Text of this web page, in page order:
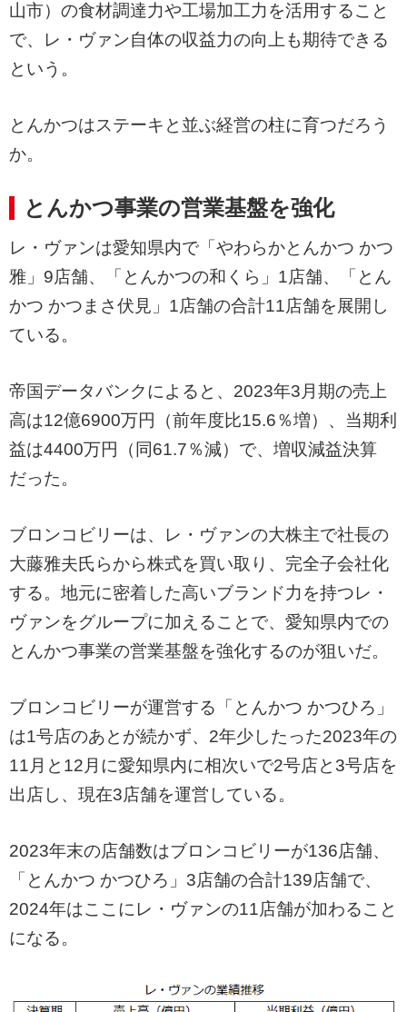
山市）の食材調達力や工場加工力を活用すること
で、レ・ヴァン自体の収益力の向上も期待できる
という。
とんかつはステーキと並ぶ経営の柱に育つだろう
か。
とんかつ事業の営業基盤を強化
レ・ヴァンは愛知県内で「やわらかとんかつ かつ
雅」9店舗、「とんかつの和くら」1店舗、「とん
かつ かつまさ伏見」1店舗の合計11店舗を展開し
ている。
帝国データバンクによると、2023年3月期の売上
高は12億6900万円（前年度比15.6％増）、当期利
益は4400万円（同61.7％減）で、増収減益決算
だった。
ブロンコビリーは、レ・ヴァンの大株主で社長の
大藤雅夫氏らから株式を買い取り、完全子会社化
する。地元に密着した高いブランド力を持つレ・
ヴァンをグループに加えることで、愛知県内での
とんかつ事業の営業基盤を強化するのが狙いだ。
ブロンコビリーが運営する「とんかつ かつひろ」
は1号店のあとが続かず、2年少したった2023年の
11月と12月に愛知県内に相次いで2号店と3号店を
出店し、現在3店舗を運営している。
2023年末の店舗数はブロンコビリーが136店舗、
「とんかつ かつひろ」3店舗の合計139店舗で、
2024年はここにレ・ヴァンの11店舗が加わること
になる。